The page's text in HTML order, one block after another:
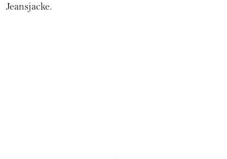
Jeansjacke.